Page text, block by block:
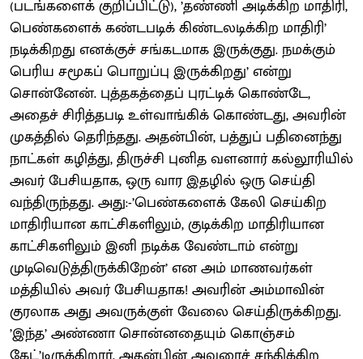
(படங்களைக் குறிப்பிட்டு), ’தண்ணி அடிக்கிற மாதிரி,
பெண்களைக் கண்டபடிக் கிண்டலடிக்கிற மாதிரி’
நடிக்கிறது எனக்குச் சங்கடமாக இருக்குது. நமக்கும்
பெரிய சமூகப் பொறுப்பு இருக்கிறது’ என்று
சொன்னேன். புத்தகத்தைப் புரட்டிக் கொண்டே,
அதைச் சிரித்தபடி உள்வாங்கிக் கொண்டது, அவரின்
முகத்தில் தெரிந்தது. அதன்பின், பத்துப் பதினைந்து
நாட்கள் கழித்து, திருச்சி புனித வளனார் கல்லூரியில்
அவர் பேசியதாக, ஒரு வார இதழில் ஒரு செய்தி
வந்திருந்தது. அது:-’பெண்களைக் கேலி செய்கிற
மாதிரியான காட்சிகளிலும், குடிக்கிற மாதிரியான
காட்சிகளிலும் இனி நடிக்க வேண்டாம் என்று
முடிவெடுத்திருக்கிறேன்’ என அம் மாணவர்கள்
மத்தியில் அவர் பேசியதாக! அவரின் அம்மாவின்
குரலாக அது அவருக்குள் வேலை செய்திருக்கிறது.
’இந்த’ அண்ணா சொன்னதையும் கொஞ்சம்